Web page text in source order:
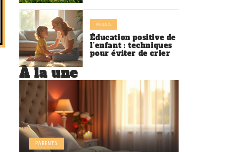
PARENTS
Éducation positive de
l’enfant : techniques
pour éviter de crier
À la une
PARENTS